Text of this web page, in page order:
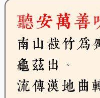
聽安萬善
南山截竹為
龜茲出。
流傳漢地曲